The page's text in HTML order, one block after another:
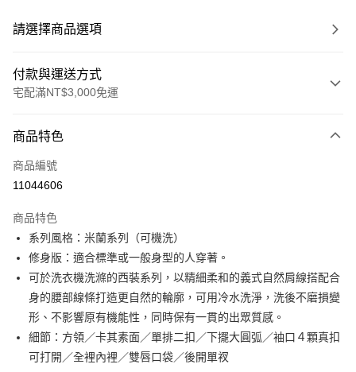
請選擇商品選項
付款與運送方式
宅配滿NT$3,000免運
信用卡一次付款
信用卡分期付款
合作金庫商業銀行
華南商業銀行
上海商業儲蓄銀行
台北富邦商業銀行
國泰世華商業銀行
兆豐國際商業銀行
臺灣中小企業銀行
台中商業銀行
匯豐（台灣）商業銀行
華泰商業銀行
聯邦商業銀行
遠東國際商業銀行
元大商業銀行
永豐商業銀行
玉山商業銀行
星展（台灣）商業銀行
6 期 0 利率 每期
華南商業銀行
彰化商業銀行
上海商業儲蓄銀行
台北富邦商業銀行
國泰世華商業銀行
兆豐國際商業銀行
臺灣中小企業銀行
台中商業銀行
匯豐（台灣）商業銀行
華泰商業銀行
聯邦商業銀行
遠東國際商業銀行
元大商業銀行
永豐商業銀行
LINE Pay
Apple Pay
街口支付
悠遊付
商品特色
商品編號
11044606
商品特色
系列風格：米蘭系列（可機洗）
修身版：適合標準或一般身型的人穿著。
可於洗衣機洗滌的西裝系列，以精細柔和的義式自然肩線搭配合
身的腰部線條打造更自然的輪廓，可用冷水洗淨，洗後不磨損變
形、不影響原有機能性，同時保有一貫的出眾質感。
細節：方領／卡其素面／單排二扣／下擺大圓弧／袖口４顆真扣
可打開／全裡內裡／雙唇口袋／後開單衩